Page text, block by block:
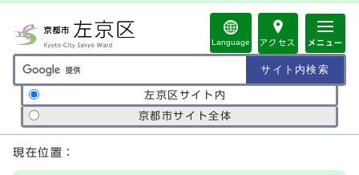
Language アクセス メニュー
サイト内検索の範囲
左京区サイト内
京都市サイト全体
ここから本文です
現在位置：